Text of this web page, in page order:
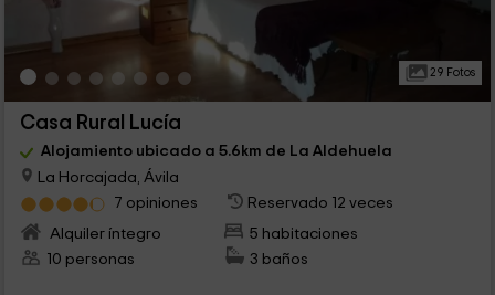
29 Fotos
Casa Rural Lucía
Alojamiento ubicado a 5.6km de La Aldehuela
La Horcajada, Ávila
7 opiniones
Reservado 12 veces
Alquiler íntegro
5 habitaciones
10 personas
3 baños